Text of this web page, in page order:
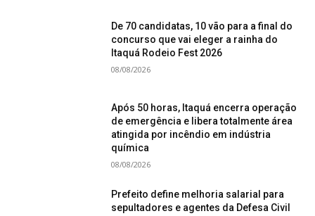
De 70 candidatas, 10 vão para a final do
concurso que vai eleger a rainha do
Itaquá Rodeio Fest 2026
08/08/2026
Após 50 horas, Itaquá encerra operação
de emergência e libera totalmente área
atingida por incêndio em indústria
química
08/08/2026
Prefeito define melhoria salarial para
sepultadores e agentes da Defesa Civil